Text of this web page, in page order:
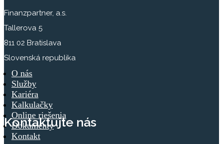
Finanzpartner, a.s.
Tallerova 5
811 02 Bratislava
Slovenská republika
O nás
Služby
Kariéra
Kalkulačky
Online riešenia
Dokumenty
Kontakt
Kontaktujte nás